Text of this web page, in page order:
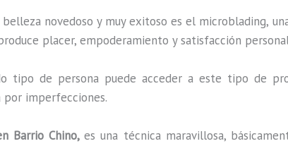
novedoso y muy exitoso es el microblading,
placer, empoderamiento y satisfacción
tipo de persona puede acceder a este tipo de
imperfecciones.
Barrio Chino,es una técnica maravillosa,